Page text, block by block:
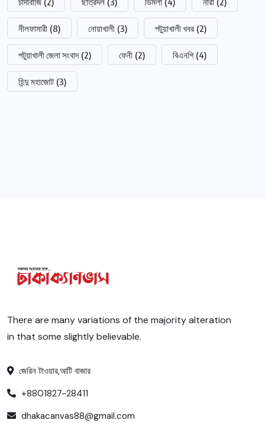
নীলফামারী (8) নোয়াখালী (3) পটুয়াখালী খবর (2)
পটুয়াখালী জেলা সংবাদ (2) ফেনী (2) বিএনপি (4)
হিন্দু মহাজোট (3)
There are many variations of the majority alteration
in that some slightly believable.
জেরিন টাওয়ার,আটি বাজার
+8801827-28411
dhakacanvas88@gmail.com